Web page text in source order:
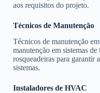
aos requisitos do projeto.
Técnicos de Manutenção
Técnicos de manutenção
manutenção em sistemas
rosqueadeiras para garantir
sistemas.
Instaladores de HVAC